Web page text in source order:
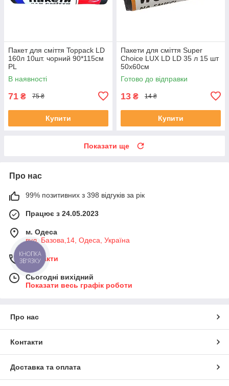
Пакет для сміття Toppack LD
160л 10шт. чорний 90*115см
PL
В наявності
71 ₴ 75 ₴
Купити
Пакети для сміття Super
Choice LUX LD LD 35 л 15 шт
50х60см
Готово до відправки
13 ₴ 14 ₴
Купити
Показати ще
Про нас
99% позитивних з 398 відгуків за рік
Працює з 24.05.2023
м. Одеса
вул. Базова,14, Одеса, Україна
Контакти
Сьогодні вихідний
Показати весь графік роботи
Про нас
Контакти
Доставка та оплата
КНОПКА
ЗВ'ЯЗКУ